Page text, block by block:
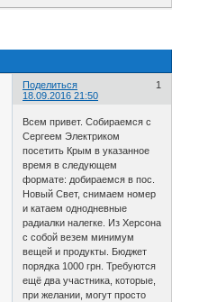
Поделиться
1
18.09.2016 21:50
Всем привет. Собираемся с
Сергеем Электриком
посетить Крым в указанное
время в следующем
формате: добираемся в пос.
Новый Свет, снимаем номер
и катаем однодневные
радиалки налегке. Из Херсона
с собой везем минимум
вещей и продукты. Бюджет
порядка 1000 грн. Требуются
ещё два участника, которые,
при желании, могут просто